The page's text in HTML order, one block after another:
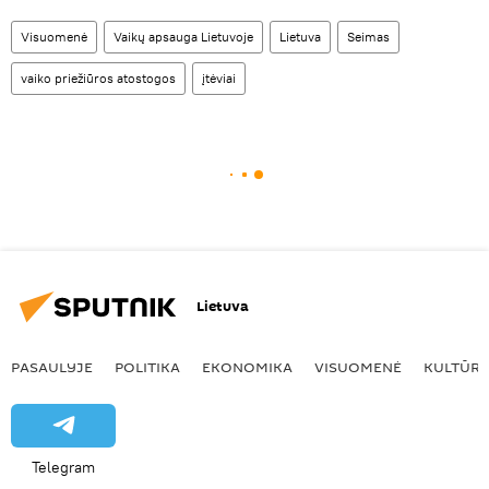
Visuomenė Vaikų apsauga Lietuvoje Lietuva Seimas
vaiko priežiūros atostogos įtėviai
Lietuva
PASAULYJE POLITIKA EKONOMIKA VISUOMENĖ KULTŪRA
Telegram